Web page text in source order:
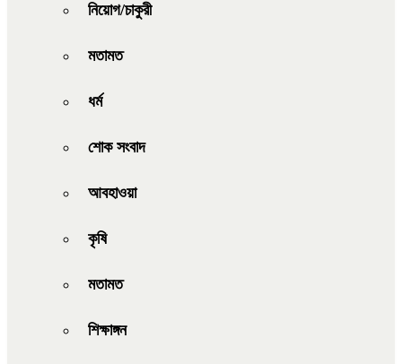
নিয়োগ/চাকুরী
মতামত
ধর্ম
শোক সংবাদ
আবহাওয়া
কৃষি
মতামত
শিক্ষাঙ্গন